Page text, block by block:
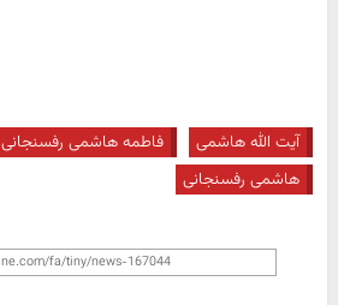
آیت الله هاشمی فاطمه هاشمی رفسنجانی
هاشمی رفسنجانی